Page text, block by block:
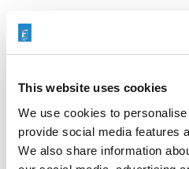
This website uses cookies
We use cookies to
provide social media features
We also share information